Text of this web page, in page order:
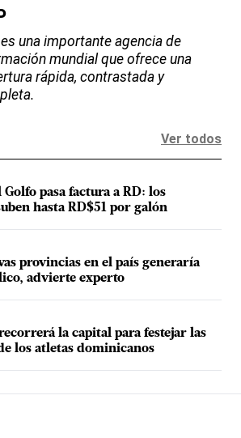
una importante agencia de
mundial que ofrece una
rápida, contrastada y
Ver todos
pasa factura a RD: los
hasta RD$51 por galón
provincias en el país generaría
advierte experto
la capital para festejar las
los atletas dominicanos